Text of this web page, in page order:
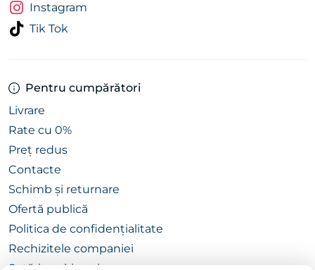
Pentru cumpărători
Livrare
Rate cu 0%
Preț redus
Contacte
Schimb și returnare
Ofertă publică
Politica de confidențialitate
Rechizitele companiei
Instagram
Tik Tok